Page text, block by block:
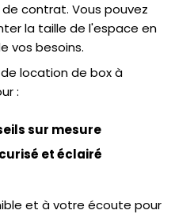
contrat. Vous pouvez
la taille de l'espace en
vos besoins.
location de box à
:
sur mesure
et éclairé
et à votre écoute pour